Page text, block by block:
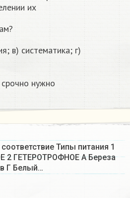
их
в) систематика; г)
нужно
Типы питания 1
2 ГЕТЕРОТРОФНОЕ A Береза
Г Белый…